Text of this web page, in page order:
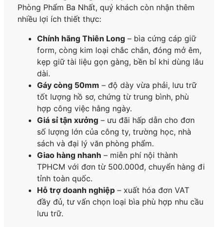
Phòng Phẩm Ba Nhất, quý khách còn nhận thêm
nhiều lợi ích thiết thực:
Chính hãng Thiên Long – bìa cứng cáp giữ
form, còng kim loại chắc chắn, đóng mở êm,
kẹp giữ tài liệu gọn gàng, bền bỉ khi dùng lâu
dài.
Gáy còng 50mm – độ dày vừa phải, lưu trữ
tốt lượng hồ sơ, chứng từ trung bình, phù
hợp công việc hằng ngày.
Giá sỉ tận xưởng – ưu đãi hấp dẫn cho đơn
số lượng lớn của công ty, trường học, nhà
sách và đại lý văn phòng phẩm.
Giao hàng nhanh – miễn phí nội thành
TPHCM với đơn từ 500.000đ, chuyển hàng đi
tỉnh toàn quốc.
Hỗ trợ doanh nghiệp – xuất hóa đơn VAT
đầy đủ, tư vấn chọn loại bìa phù hợp nhu cầu
lưu trữ.